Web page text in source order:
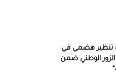
تنظير هضمي في
الوطني ضمن